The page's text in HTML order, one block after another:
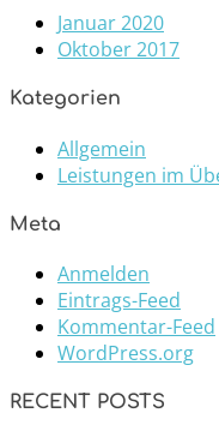
Januar 2020
Oktober 2017
Kategorien
Allgemein
Leistungen im
Meta
Anmelden
Eintrags-Feed
Kommentar-Feed
WordPress.org
RECENT POSTS